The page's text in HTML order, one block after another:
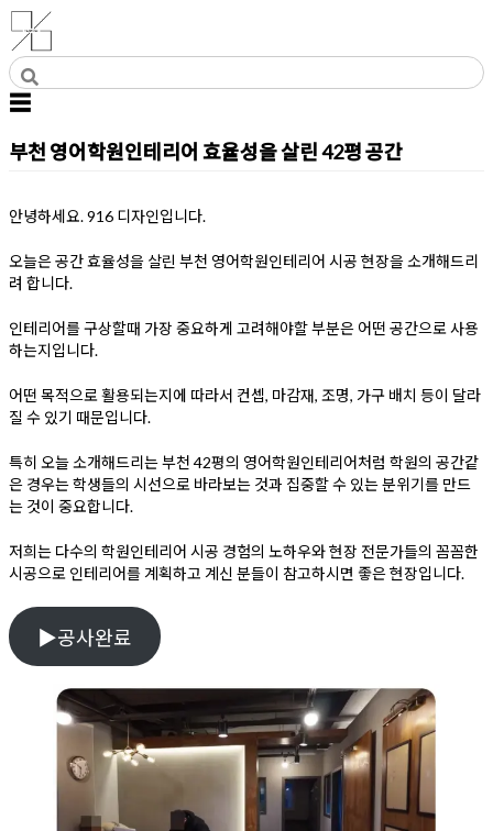
Skip
to
content
사무실인테리어 디자인 공사 비용견적 플랫폼
사무실인테리어 916
☰
부천 영어학원인테리어 효율성을 살린 42평 공간
안녕하세요. 916 디자인입니다.
오늘은 공간 효율성을 살린 부천 영어학원인테리어 시공 현장을 소개해드리
려 합니다.
인테리어를 구상할때 가장 중요하게 고려해야할 부분은 어떤 공간으로 사용
하는지입니다.
어떤 목적으로 활용되는지에 따라서 컨셉, 마감재, 조명, 가구 배치 등이 달라
질 수 있기 때문입니다.
특히 오늘 소개해드리는 부천 42평의 영어학원인테리어처럼 학원의 공간같
은 경우는 학생들의 시선으로 바라보는 것과 집중할 수 있는 분위기를 만드
는 것이 중요합니다.
저희는 다수의 학원인테리어 시공 경험의 노하우와 현장 전문가들의 꼼꼼한
시공으로 인테리어를 계획하고 계신 분들이 참고하시면 좋은 현장입니다.
▶공사완료